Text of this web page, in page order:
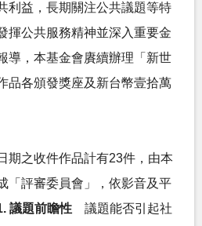
利益，長期關注公共議題等特
揮公共服務精神並深入重要金
導，本基金會賡續辦理「新世
品各頒發獎座及新台幣壹拾萬
期之收件作品計有23件，由本
「評審委員會」，依影音及平
議題前瞻性 議題能否引起社